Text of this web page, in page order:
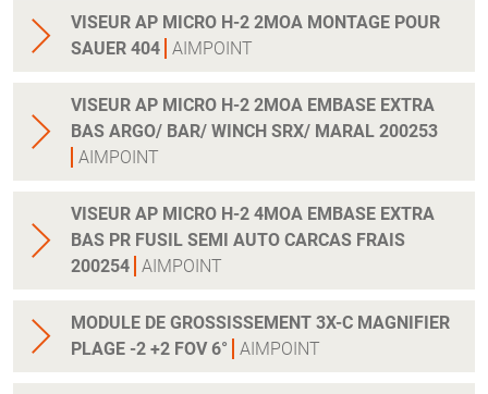
VISEUR AP MICRO H-2 2MOA MONTAGE POUR
SAUER 404 AIMPOINT
VISEUR AP MICRO H-2 2MOA EMBASE EXTRA
BAS ARGO/ BAR/ WINCH SRX/ MARAL 200253
AIMPOINT
VISEUR AP MICRO H-2 4MOA EMBASE EXTRA
BAS PR FUSIL SEMI AUTO CARCAS FRAIS
200254 AIMPOINT
MODULE DE GROSSISSEMENT 3X-C MAGNIFIER
PLAGE -2 +2 FOV 6°
AIMPOINT